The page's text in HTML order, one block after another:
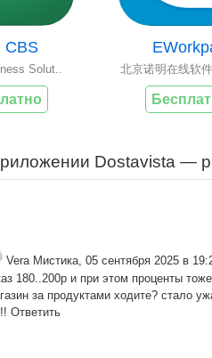
CBS
Solut.. 北京诺明在线软
Dostavista —
Vera Мистика 05 сентября 2025 в
180..200р и при этом проценты
за продуктами ходите? стало
Ответить